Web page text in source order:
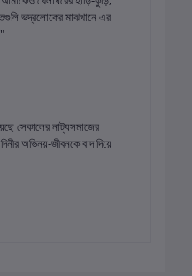
ভদ্রলোকের মাঝখানে এর
সেকালের নাট্যসমাজের
অভিনয়-জীবনকে বাদ দিয়ে